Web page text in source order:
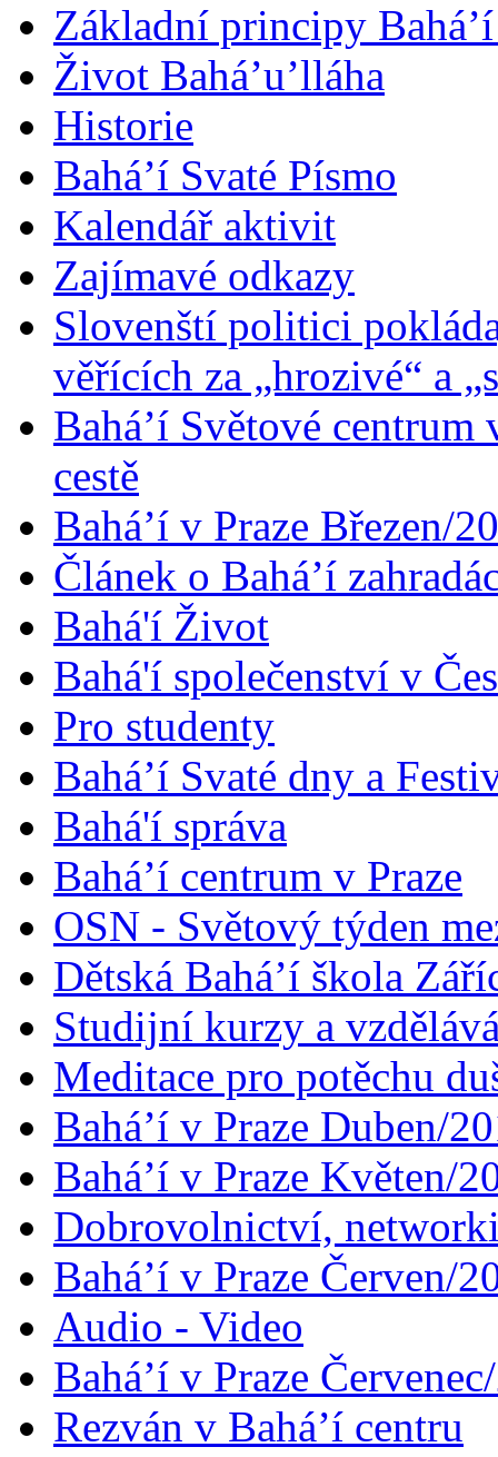
Základní principy
Život Bahá’u’lláha
Historie
Bahá’í Svaté Písmo
Kalendář aktivit
Zajímavé odkazy
Slovenští politici
věřících za „hrozivé“ a
Bahá’í Světové
cestě
Bahá’í v Praze Březen/
Článek o Bahá’í
Bahá'í Život
Bahá'í společenství v
Pro studenty
Bahá’í Svaté dny a
Bahá'í správa
Bahá’í centrum v Praze
OSN - Světový týden
Dětská Bahá’í škola
Studijní kurzy a
Meditace pro potěchu
Bahá’í v Praze Duben/
Bahá’í v Praze Květen/
Dobrovolnictví,
Bahá’í v Praze Červen/
Audio - Video
Bahá’í v Praze
Rezván v Bahá’í centru